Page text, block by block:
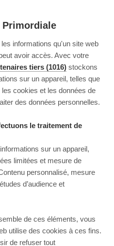
Primordiale
informations qu'un site web
avoir accès. Avec votre
tiers (1016) stockons
sur un appareil, telles que
cookies et les données de
des données personnelles.
le traitement de
sur un appareil,
limitées et mesure de
personnalisé, mesure
d’audience et
de ces éléments, vous
utilise des cookies à ces fins.
de refuser tout
or go back.